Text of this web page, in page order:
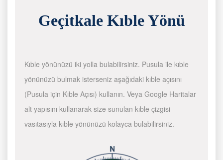
Geçitkale Kıble Yönü
Kıble yönünüzü iki yolla bulabilirsiniz. Pusula ile kıble
yönünüzü bulmak isterseniz aşağıdaki kıble açısını
(Pusula için Kıble Açısı) kullanın. Veya Google Haritalar
alt yapısını kullanarak size sunulan kıble çizgisi
vasıtasıyla kıble yönünüzü kolayca bulabilirsiniz.